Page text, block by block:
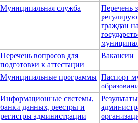
Муниципальная служба
Перечень
граждан на
Перечень вопросов для
подготовки к аттестации
Вакансии
Муниципальные программы Паспорт
Информационные системы,
банки данных, реестры и
регистры администрации